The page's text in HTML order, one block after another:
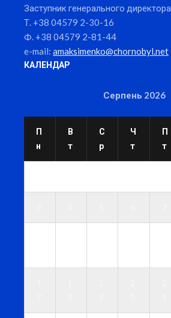
Заступник генерального директора
Т. +38 04579 2-30-16
Ф. +38 04579 2-81-44
e-mail: amaksimenko@chornobyl.net
КАЛЕНДАР
Серпень 2026
П
н
В
т
С
р
Ч
т
П
т